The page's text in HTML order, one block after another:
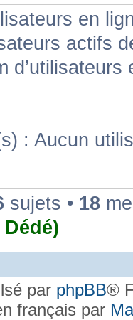
en
actifs
: Aucun
sujets • 18
par phpBB®
français par